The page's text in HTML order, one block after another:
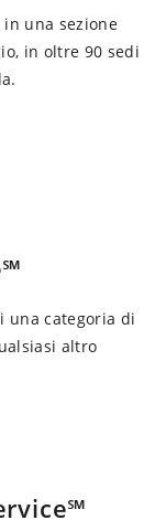
una sezione
in oltre 90 sedi
una categoria di
altro